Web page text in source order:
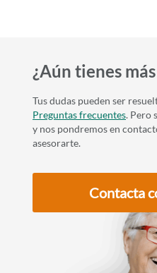
¿Aún tienes
Tus dudas pueden ser
Preguntas frecuentes. Pero
y nos pondremos en
asesorarte.
Contacta